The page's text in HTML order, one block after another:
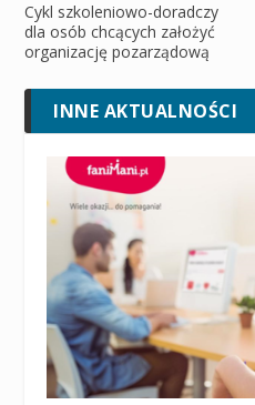
Cykl szkoleniowo-doradczy
dla osób chcących założyć
organizację pozarządową
INNE AKTUALNOŚCI